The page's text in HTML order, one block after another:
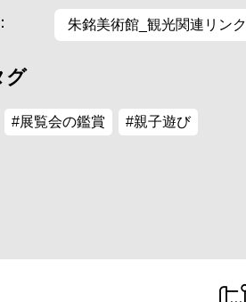
朱銘美術館_観光関連リンク
グ
#展覧会の鑑賞 #親子遊び